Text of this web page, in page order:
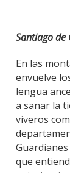
Santiago de
En las
envuelve
lengua
a sanar la
viveros
que